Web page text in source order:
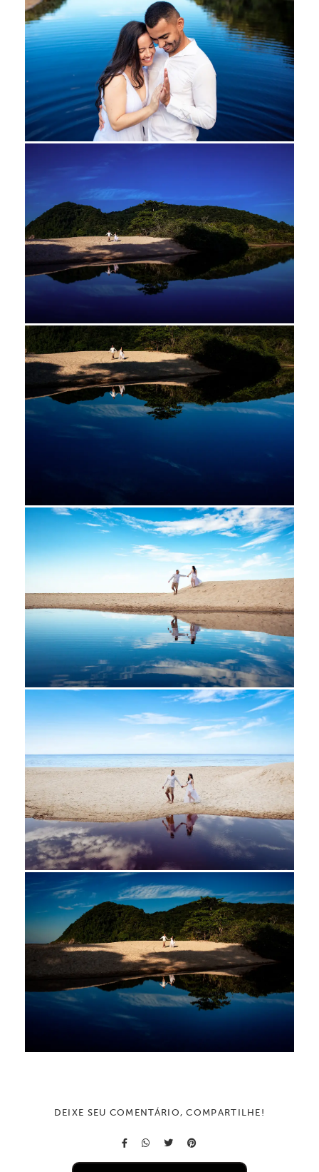
DEIXE SEU COMENTÁRIO, COMPARTILHE!